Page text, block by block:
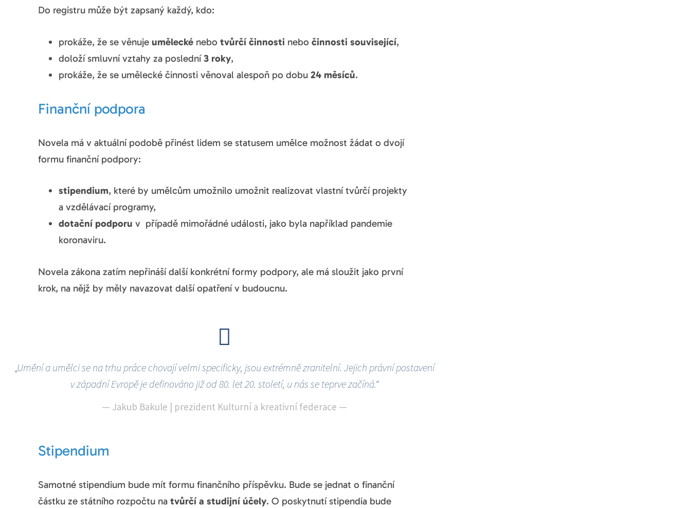
Do registru může být zapsaný každý, kdo:
prokáže, že se věnuje umělecké nebo tvůrčí činnosti nebo činnosti související,
doloží smluvní vztahy za poslední3 roky,
prokáže, že se umělecké činnosti věnoval alespoň po dobu 24 měsíců.
Finanční podpora
Novela má v aktuální podobě přinést lidem se statusem umělce možnost žádat o dvojí
formu finanční podpory:
stipendium, které by umělcům umožnilo umožnit realizovat vlastní tvůrčí projekty
a vzdělávací programy,
dotační podporu v případě mimořádné události, jako byla například pandemie
koronaviru.
Novela zákona zatím nepřináší další konkrétní formy podpory, ale má sloužit jako první
krok, na nějž by měly navazovat další opatření v budoucnu.
„Umění a umělci se na trhu práce chovají velmi specificky, jsou extrémně zranitelní. Jejich právní postavení
v západní Evropě je definováno již od 80. let 20. století, u nás se teprve začíná.“
— Jakub Bakule | prezident Kulturní a kreativní federace —
Stipendium
Samotné stipendium bude mít formu finančního příspěvku. Bude se jednat o finanční
částku ze státního rozpočtu natvůrčí a studijní účely. O poskytnutí stipendia bude